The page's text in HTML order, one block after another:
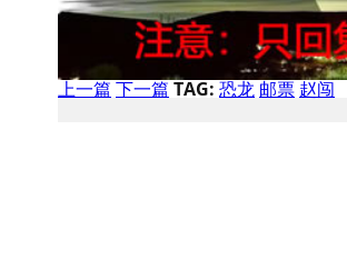
上一篇 下一篇 TAG: 恐龙 邮票 赵闯